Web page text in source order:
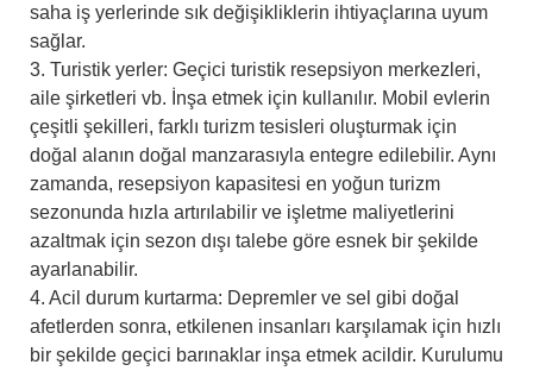
saha iş yerlerinde sık değişikliklerin ihtiyaçlarına uyum
sağlar.
3. Turistik yerler: Geçici turistik resepsiyon merkezleri,
aile şirketleri vb. İnşa etmek için kullanılır. Mobil evlerin
çeşitli şekilleri, farklı turizm tesisleri oluşturmak için
doğal alanın doğal manzarasıyla entegre edilebilir. Aynı
zamanda, resepsiyon kapasitesi en yoğun turizm
sezonunda hızla artırılabilir ve işletme maliyetlerini
azaltmak için sezon dışı talebe göre esnek bir şekilde
ayarlanabilir.
4. Acil durum kurtarma: Depremler ve sel gibi doğal
afetlerden sonra, etkilenen insanları karşılamak için hızlı
bir şekilde geçici barınaklar inşa etmek acildir. Kurulumu